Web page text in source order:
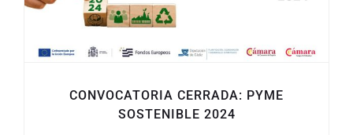
CONVOCATORIA CERRADA: PYME
SOSTENIBLE 2024